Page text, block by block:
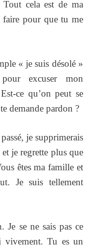
Tout cela est de ma
faire pour que tu me
« je suis désolé »
excuser mon
ce qu’on peut se
demande pardon ?
je supprimerais
je regrette plus que
êtes ma famille et
Je suis tellement
Je se ne sais pas ce
vivement. Tu es un